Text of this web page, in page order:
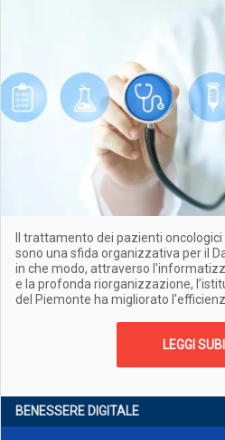
Il trattamento dei pazienti
sono una sfida organizzativa per il
in che modo, attraverso
e la profonda riorganizzazione,
del Piemonte ha migliorato
LEGGI
BENESSERE DIGITALE